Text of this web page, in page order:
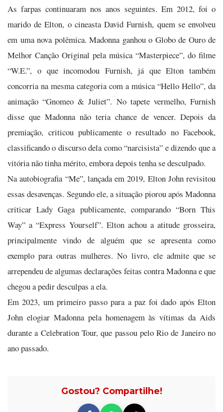
As farpas continuaram nos anos seguintes. Em 2012, foi o
marido de Elton, o cineasta David Furnish, quem se envolveu
em uma nova polêmica. Madonna ganhou o Globo de Ouro de
Melhor Canção Original pela música “Masterpiece”, do filme
“W.E.”, o que incomodou Furnish, já que Elton também
concorria na mesma categoria com a música “Hello Hello”, da
animação “Gnomeo & Juliet”. No tapete vermelho, Furnish
disse que Madonna não teria chance de vencer. Depois da
premiação, criticou publicamente o resultado no Facebook,
classificando o discurso dela como “narcisista” e dizendo que a
vitória não tinha mérito, embora depois tenha se desculpado.
Na autobiografia “Me”, lançada em 2019, Elton John revisitou
essas desavenças. Segundo ele, a situação piorou após Madonna
criticar Lady Gaga publicamente, comparando “Born This
Way” a “Express Yourself”. Elton achou a atitude grosseira,
principalmente vindo de alguém que se apresenta como
exemplo para outras mulheres. No livro, ele admite que se
arrependeu de algumas declarações feitas contra Madonna e que
chegou a pedir desculpas a ela.
Em 2023, um primeiro passo para a paz foi dado após Elton
John elogiar Madonna pela homenagem às vítimas da Aids
durante a Celebration Tour, que passou pelo Rio de Janeiro no
ano passado.
Gostou? Compartilhe!